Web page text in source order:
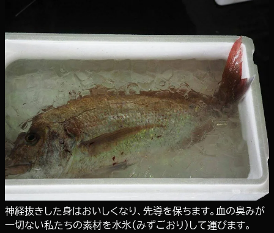
神経抜きした身はおいしくなり、先導を保ちます。血の臭みが
一切ない私たちの素材を水氷（みずごおり）して運びます。